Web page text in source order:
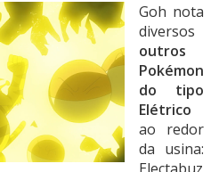
Goh nota
diversos
outros
Pokémon
do tipo
Elétrico
ao redor
da usina: